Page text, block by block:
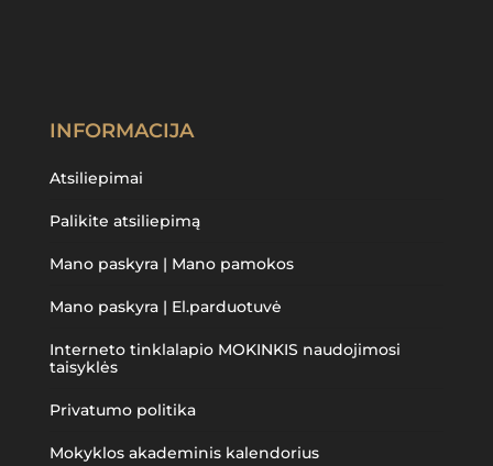
INFORMACIJA
Atsiliepimai
Palikite atsiliepimą
Mano paskyra | Mano pamokos
Mano paskyra | El.parduotuvė
Interneto tinklalapio MOKINKIS naudojimosi
taisyklės
Privatumo politika
Mokyklos akademinis kalendorius